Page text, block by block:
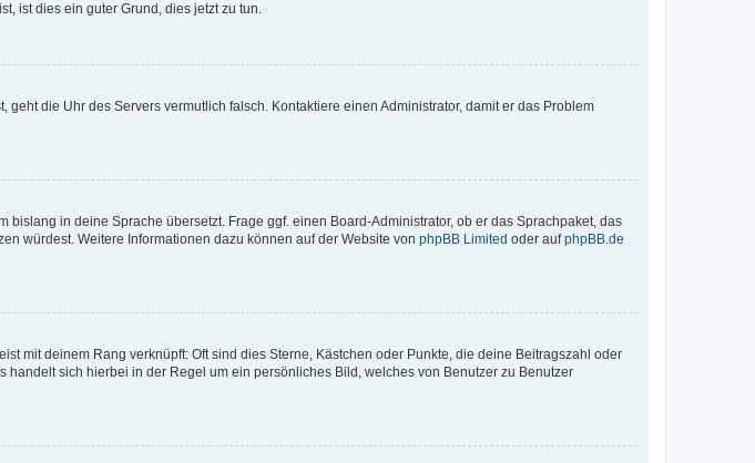
ist dies ein guter Grund, dies jetzt zu tun.
die Uhr des Servers vermutlich falsch. Kontaktiere einen Administrator, damit er das Problem
in deine Sprache übersetzt. Frage ggf. einen Board-Administrator, ob er das Sprachpaket, das
würdest. Weitere Informationen dazu können auf der Website von phpBB Limited oder aufphpBB.de
mit deinem Rang verknüpft: Oft sind dies Sterne, Kästchen oder Punkte, die deine Beitragszahl oder
sich hierbei in der Regel um ein persönliches Bild, welches von Benutzer zu Benutzer